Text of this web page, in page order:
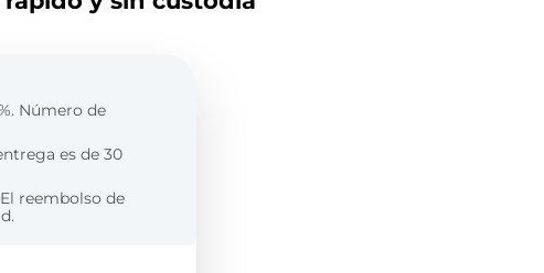
Número de
es de 30
reembolso de